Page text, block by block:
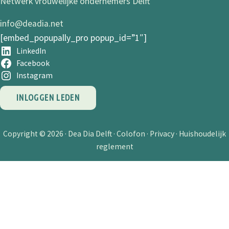
info@deadia.net
[embed_popupally_pro popup_id=”1″]
LinkedIn
Facebook
Instagram
INLOGGEN LEDEN
Copyright © 2026 · Dea Dia Delft · Colofon · Privacy · Huishoudelijk
reglement